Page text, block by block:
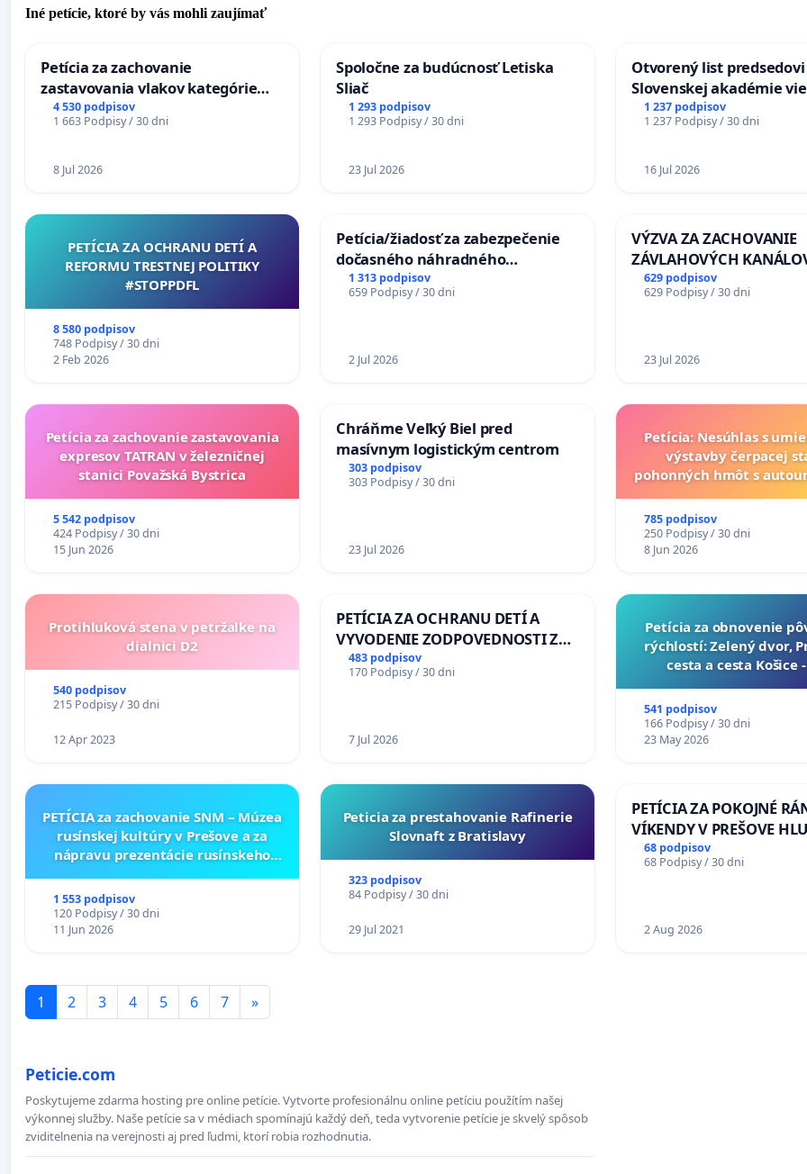
Iné petície, ktoré by vás mohli zaujímať
Petícia za zachovanie
zastavovania vlakov kategórie
Expres (Ex) TATRAN v železničnej
stanici Púchov
4 530 podpisov
1 663 Podpisy / 30 dni
8 Jul 2026
Spoločne za budúcnosť Letiska
Sliač
1 293 podpisov
1 293 Podpisy / 30 dni
23 Jul 2026
Otvorený list predsedovi
Slovenskej akadémie
mať Vízia Slovenska
chrbticu?
1 237 podpisov
1 237 Podpisy / 30 dni
16 Jul 2026
PETÍCIA ZA OCHRANU DETÍ A
REFORMU TRESTNEJ POLITIKY
#STOPPDFL
8 580 podpisov
748 Podpisy / 30 dni
2 Feb 2026
Petícia/žiadosť za zabezpečenie
dočasného náhradného
premostenia Váhu počas úplnej
uzávery Vážskeho mosta v
1 313 podpisov
659 Podpisy / 30 dni
2 Jul 2026
VÝZVA ZA ZACHOVANIE
ZÁVLAHOVÝCH
VÝLUČNOM
KONTROLOU
a odvodňovacích
629 podpisov
629 Podpisy / 30 dni
23 Jul 2026
Petícia za zachovanie zastavovania
expresov TATRAN v železničnej
stanici Považská Bystrica
5 542 podpisov
424 Podpisy / 30 dni
15 Jun 2026
Chráňme Veľký Biel pred
masívnym logistickým centrom
303 podpisov
303 Podpisy / 30 dni
23 Jul 2026
Petícia: Nesúhlas s
výstavby čerpacej
pohonných hmôt s
Grob - Čierna
785 podpisov
250 Podpisy / 30 dni
8 Jun 2026
Protihluková stena v petržalke na
dialnici D2
540 podpisov
215 Podpisy / 30 dni
12 Apr 2023
PETÍCIA ZA OCHRANU DETÍ A
VYVODENIE ZODPOVEDNOSTI ZA
DLHOROČNÚ NEČINNOSŤ A
ZLYHANIE ŠTÁTU
483 podpisov
170 Podpisy / 30 dni
7 Jul 2026
​Petícia za obnovenie
rýchlostí: Zelený dvor,
cesta a cesta Košice
541 podpisov
166 Podpisy / 30 dni
23 May 2026
PETÍCIA za zachovanie SNM – Múzea
rusínskej kultúry v Prešove a za
nápravu prezentácie rusínskeho
Múzeu ukrajinskej kultúry vo
Svidníku
1 553 podpisov
120 Podpisy / 30 dni
11 Jun 2026
Peticia za prestahovanie Rafinerie
Slovnaft z Bratislavy
323 podpisov
84 Podpisy / 30 dni
29 Jul 2021
PETÍCIA ZA POKOJNÉ
VÍKENDY V PREŠOVE
STAVEBNÉ PRÁCE V
OD 9.00 DO 13.00 HOD.,
KONTROLA STAVBY C-
68 podpisov
68 Podpisy / 30 dni
2 Aug 2026
1 2 3 4 5 6 7 »
Peticie.com
Poskytujeme zdarma hosting pre online petície. Vytvorte profesionálnu online petíciu použítím našej
výkonnej služby. Naše petície sa v médiach spomínajú každý deň, teda vytvorenie petície je skvelý spôsob
zviditelnenia na verejnosti aj pred ľudmi, ktorí robia rozhodnutia.